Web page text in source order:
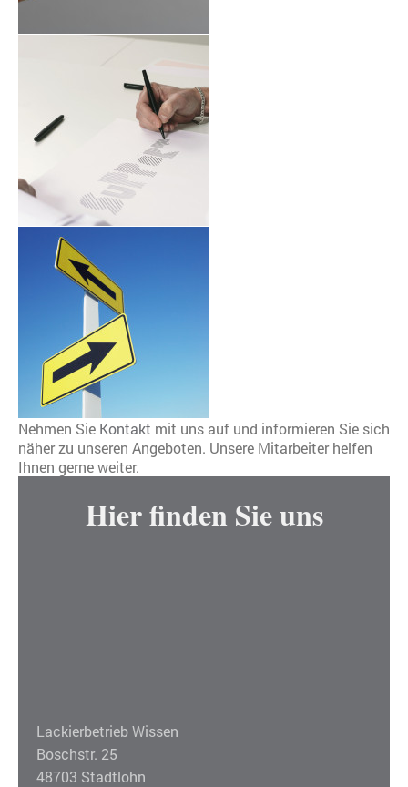
Nehmen Sie Kontakt mit uns auf und informieren Sie sich
näher zu unseren Angeboten. Unsere Mitarbeiter helfen
Ihnen gerne weiter.
Hier finden Sie uns
Lackierbetrieb Wissen
Boschstr. 25
48703 Stadtlohn